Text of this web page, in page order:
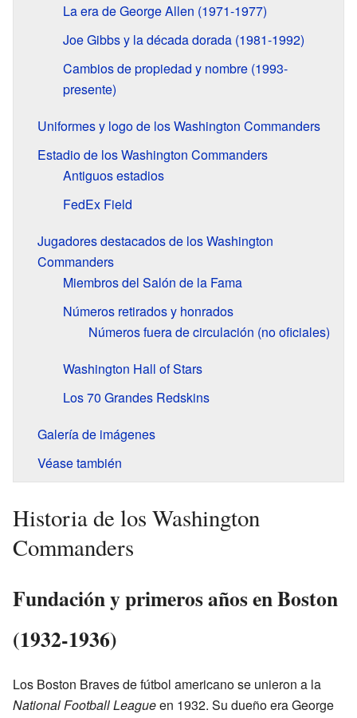
La era de George Allen (1971-1977)
Joe Gibbs y la década dorada (1981-1992)
Cambios de propiedad y nombre (1993-
presente)
Uniformes y logo de los Washington Commanders
Estadio de los Washington Commanders
Antiguos estadios
FedEx Field
Jugadores destacados de los Washington
Commanders
Miembros del Salón de la Fama
Números retirados y honrados
Números fuera de circulación (no oficiales)
Washington Hall of Stars
Los 70 Grandes Redskins
Galería de imágenes
Véase también
Historia de los Washington
Commanders
Fundación y primeros años en Boston
(1932-1936)
Los Boston Braves de fútbol americano se unieron a la
National Football Leagueen 1932. Su dueño era George